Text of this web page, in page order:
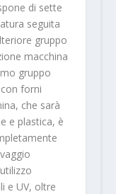
di sette
seguita
gruppo
macchina
gruppo
forni
che sarà
e plastica, è
e UV, oltre